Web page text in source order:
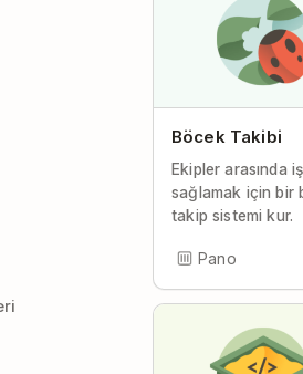
Böcek Takibi
Ekipler arasında
sağlamak için bir
takip sistemi kur.
Pano